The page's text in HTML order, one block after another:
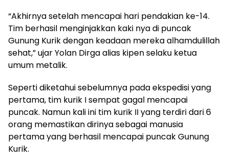
“Akhirnya setelah mencapai hari pendakian ke-14.
Tim berhasil menginjakkan kaki nya di puncak
Gunung Kurik dengan keadaan mereka alhamdulillah
sehat,” ujar Yolan Dirga alias kipen selaku ketua
umum metalik.
Seperti diketahui sebelumnya pada ekspedisi yang
pertama, tim kurik I sempat gagal mencapai
puncak. Namun kali ini tim kurik II yang terdiri dari 6
orang memastikan dirinya sebagai manusia
pertama yang berhasil mencapai puncak Gunung
Kurik.